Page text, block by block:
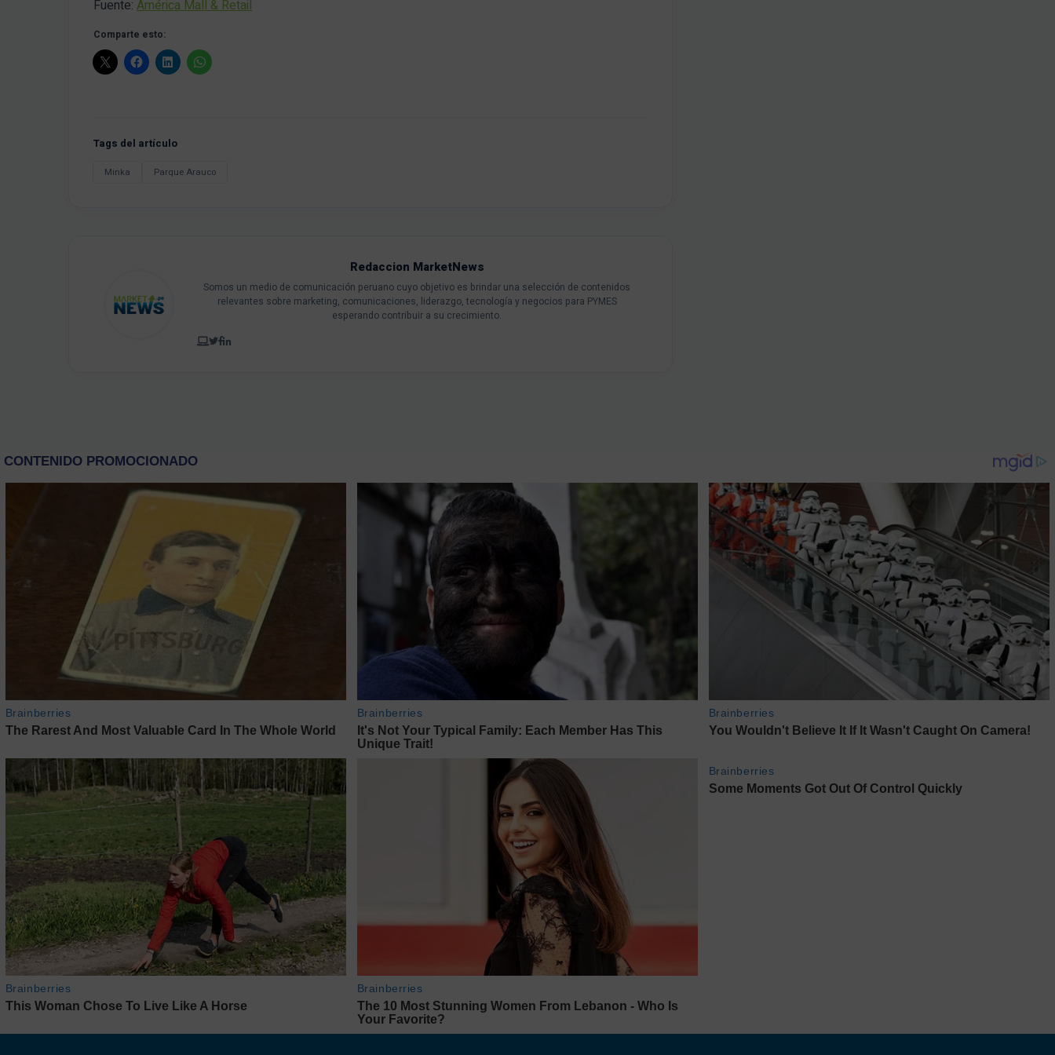
Fuente:América Mall & Retail
Comparte esto:
Tags del artículo
Minka Parque Arauco
Redaccion MarketNews
Somos un medio de comunicación peruano cuyo objetivo es brindar una selección de contenidos
relevantes sobre marketing, comunicaciones, liderazgo, tecnología y negocios para PYMES
esperando contribuir a su crecimiento.